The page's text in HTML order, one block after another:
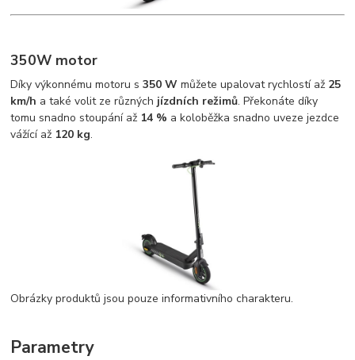
350W motor
Díky výkonnému motoru s350 W můžete upalovat rychlostí až 25
km/h a také volit ze různých jízdních režimů. Překonáte díky
tomu snadno stoupání až 14 % a koloběžka snadno uveze jezdce
vážící až 120 kg.
Obrázky produktů jsou pouze informativního charakteru.
Parametry